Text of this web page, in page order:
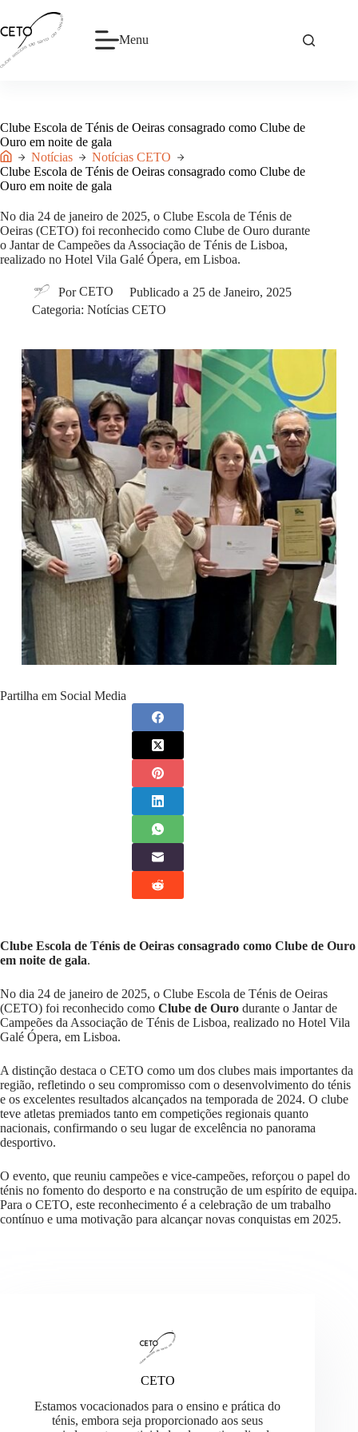
o
conteúdo
Menu
Clube Escola de Ténis de Oeiras consagrado como Clube de
Ouro em noite de gala
Início
Notícias
Notícias CETO
Clube Escola de Ténis de Oeiras consagrado como Clube de
Ouro em noite de gala
No dia 24 de janeiro de 2025, o Clube Escola de Ténis de
Oeiras (CETO) foi reconhecido como Clube de Ouro durante
o Jantar de Campeões da Associação de Ténis de Lisboa,
realizado no Hotel Vila Galé Ópera, em Lisboa.
Por CETO Publicado a 25 de Janeiro, 2025
Categoria: Notícias CETO
Partilha em Social Media
Clube Escola de Ténis de Oeiras consagrado como Clube de Ouro
em noite de gala.
No dia 24 de janeiro de 2025, o Clube Escola de Ténis de Oeiras
(CETO) foi reconhecido como Clube de Ouro durante o Jantar de
Campeões da Associação de Ténis de Lisboa, realizado no Hotel Vila
Galé Ópera, em Lisboa.
A distinção destaca o CETO como um dos clubes mais importantes da
região, refletindo o seu compromisso com o desenvolvimento do ténis
e os excelentes resultados alcançados na temporada de 2024. O clube
teve atletas premiados tanto em competições regionais quanto
nacionais, confirmando o seu lugar de excelência no panorama
desportivo.
O evento, que reuniu campeões e vice-campeões, reforçou o papel do
ténis no fomento do desporto e na construção de um espírito de equipa.
Para o CETO, este reconhecimento é a celebração de um trabalho
contínuo e uma motivação para alcançar novas conquistas em 2025.
CETO
Estamos vocacionados para o ensino e prática do
ténis, embora seja proporcionado aos seus